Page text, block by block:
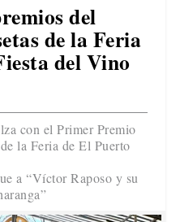
del
de la Feria
del Vino
con el Primer Premio
la Feria de El Puerto
a “Víctor Raposo y su